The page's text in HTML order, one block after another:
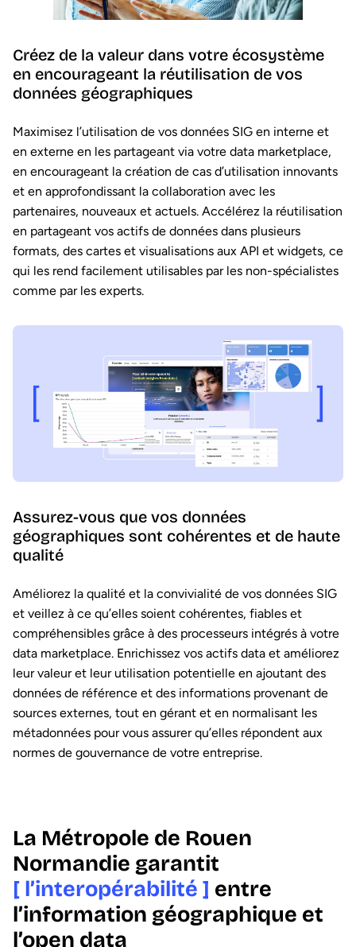
Créez de la valeur dans votre écosystème
en encourageant la réutilisation de vos
données géographiques
Maximisez l’utilisation de vos données SIG en interne et
en externe en les partageant via votre data marketplace,
en encourageant la création de cas d’utilisation innovants
et en approfondissant la collaboration avec les
partenaires, nouveaux et actuels. Accélérez la réutilisation
en partageant vos actifs de données dans plusieurs
formats, des cartes et visualisations aux API et widgets, ce
qui les rend facilement utilisables par les non-spécialistes
comme par les experts.
Assurez-vous que vos données
géographiques sont cohérentes et de haute
qualité
Améliorez la qualité et la convivialité de vos données SIG
et veillez à ce qu’elles soient cohérentes, fiables et
compréhensibles grâce à des processeurs intégrés à votre
data marketplace. Enrichissez vos actifs data et améliorez
leur valeur et leur utilisation potentielle en ajoutant des
données de référence et des informations provenant de
sources externes, tout en gérant et en normalisant les
métadonnées pour vous assurer qu’elles répondent aux
normes de gouvernance de votre entreprise.
La Métropole de Rouen
Normandie garantit
[ l’interopérabilité ] entre
l’information géographique et
l’open data